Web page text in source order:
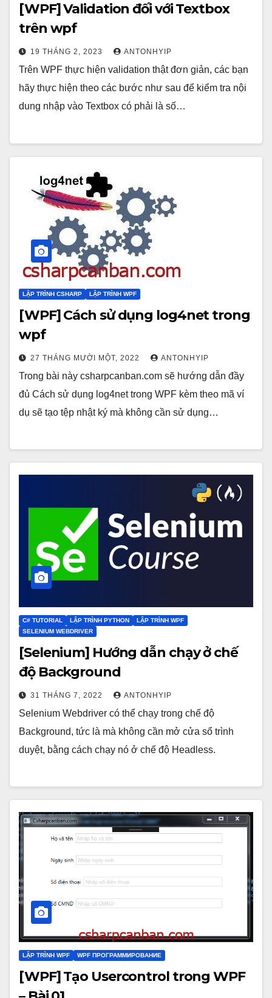
[WPF] Validation đối với Textbox
trên wpf
19 THÁNG 2, 2023 ANTONHYIP
Trên WPF thực hiện validation thật đơn giản, các bạn
hãy thực hiện theo các bước như sau để kiểm tra nội
dung nhập vào Textbox có phải là số…
LẬP TRÌNH CSHARP LẬP TRÌNH WPF
[WPF] Cách sử dụng log4net trong
wpf
27 THÁNG MƯỜI MỘT, 2022 ANTONHYIP
Trong bài này csharpcanban.com sẽ hướng dẫn đầy
đủ Cách sử dụng log4net trong WPF kèm theo mã ví
dụ sẽ tạo tệp nhật ký mà không cần sử dụng…
C# TUTORIAL LẬP TRÌNH PYTHON
LẬP TRÌNH WPF
SELENIUM WEBDRIVER
[Selenium] Hướng dẫn chạy ở chế
độ Background
31 THÁNG 7, 2022 ANTONHYIP
Selenium Webdriver có thể chạy trong chế độ
Background, tức là mà không cần mở cửa sổ trình
duyệt, bằng cách chạy nó ở chế độ Headless.
LẬP TRÌNH WPF WPF ПРОГРАММИРОВАНИЕ
[WPF] Tạo Usercontrol trong WPF